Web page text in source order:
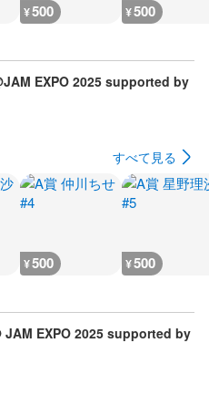
¥500 ¥500
EXPO 2025 supported by
すべて見る
¥500 ¥500
EXPO 2025 supported by